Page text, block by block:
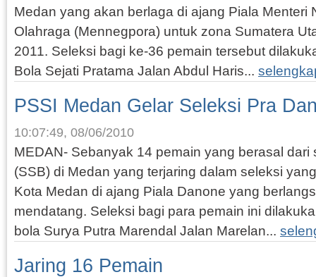
Medan yang akan berlaga di ajang Piala Menteri
Olahraga (Mennegpora) untuk zona Sumatera
2011. Seleksi bagi ke-36 pemain tersebut
Bola Sejati Pratama Jalan Abdul Haris...
PSSI Medan Gelar Seleksi Pra
10:07:49, 08/06/2010
MEDAN- Sebanyak 14 pemain yang berasal dari
(SSB) di Medan yang terjaring dalam seleksi
Kota Medan di ajang Piala Danone yang
mendatang. Seleksi bagi para pemain ini
bola Surya Putra Marendal Jalan Marelan...
Jaring 16 Pemain